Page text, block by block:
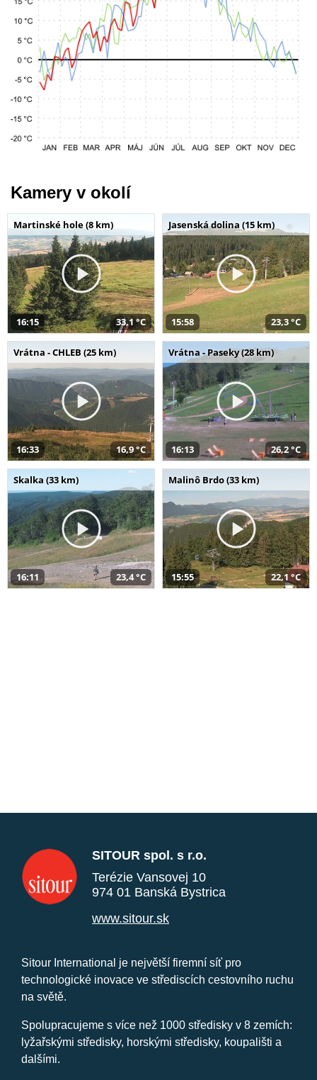
Kamery v okolí
Martinské hole (8 km)
16:15 33,1 °C
Jasenská dolina (15 km)
15:58 23,3 °C
Vrátna - CHLEB (25 km)
16:33 16,9 °C
Vrátna - Paseky (28 km)
16:13 26,2 °C
Skalka (33 km)
16:11 23,4 °C
Malinô Brdo (33 km)
15:55 22,1 °C
SITOUR spol. s r.o.
Terézie Vansovej 10
974 01 Banská Bystrica
www.sitour.sk
Sitour International je největší firemní síť pro
technologické inovace ve střediscích cestovního ruchu
na světě.
Spolupracujeme s více než 1000 středisky v 8 zemích:
lyžařskými středisky, horskými středisky, koupališti a
dalšími.